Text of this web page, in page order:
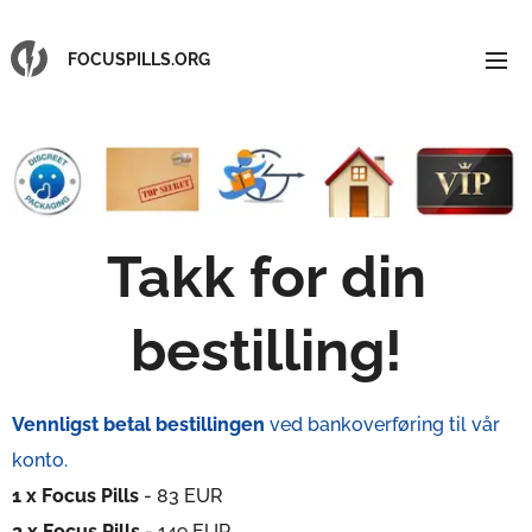
FOCUSPILLS.ORG
Takk for din
bestilling!
Vennligst betal bestillingen ved bankoverføring til vår
konto.
1 x Focus Pills - 83 EUR